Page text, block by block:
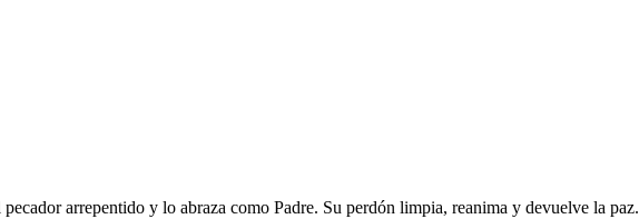
arrepentido y lo abraza como Padre. Su perdón limpia, reanima y devuelve la paz.